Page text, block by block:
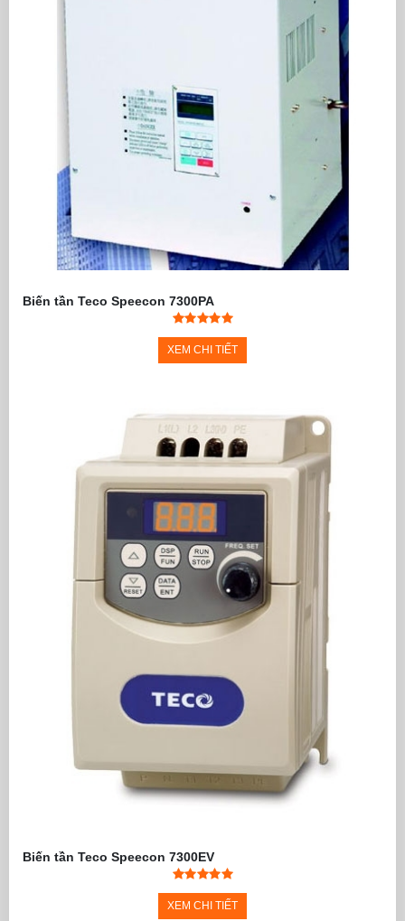
Biến tần Teco Speecon 7300PA
XEM CHI TIẾT
Biến tần Teco Speecon 7300EV
XEM CHI TIẾT